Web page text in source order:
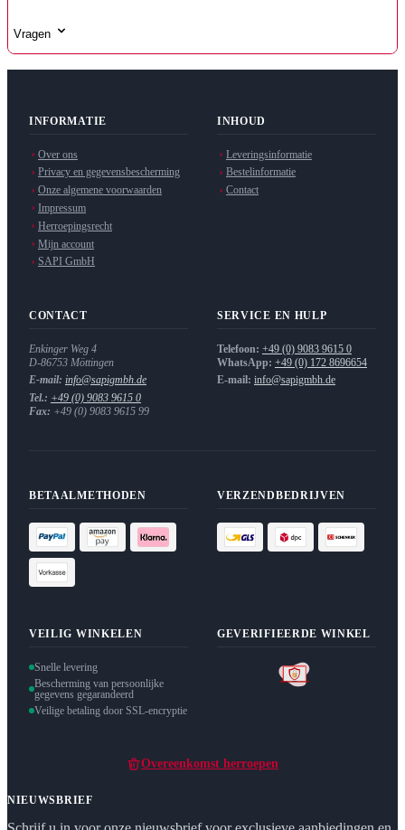
Vragen
INFORMATIE
Over ons
Privacy en gegevensbescherming
Onze algemene voorwaarden
Impressum
Herroepingsrecht
Mijn account
SAPI GmbH
INHOUD
Leveringsinformatie
Bestelinformatie
Contact
CONTACT
Enkinger Weg 4
D-86753 Möttingen
E-mail: info@sapigmbh.de
Tel.: +49 (0) 9083 9615 0
Fax: +49 (0) 9083 9615 99
SERVICE EN HULP
Telefoon: +49 (0) 9083 9615 0
WhatsApp: +49 (0) 172 8696654
E-mail: info@sapigmbh.de
BETAALMETHODEN VERZENDBEDRIJVEN
VEILIG WINKELEN
Snelle levering
Bescherming van persoonlijke
gegevens gegarandeerd
Veilige betaling door SSL-encryptie
GEVERIFIEERDE WINKEL
Overeenkomst herroepen
NIEUWSBRIEF